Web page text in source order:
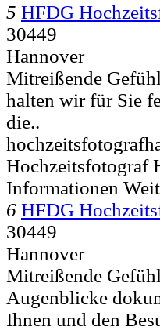
5 HFDG
30449
Hannover
Mitreißende
halten wir für Sie
die..
Hochzeitsfotograf
Informationen
6 HFDG
30449
Hannover
Mitreißende
Augenblicke
Ihnen und den